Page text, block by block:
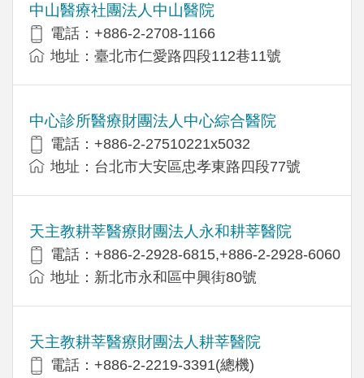
中山醫療社團法人中山醫院
電話：+886-2-2708-1166
地址：臺北市仁愛路四段112巷11號
中心診所醫療財團法人中心綜合醫院
電話：+886-2-27510221x5032
地址：台北市大安區忠孝東路四段77號
天主教耕莘醫療財團法人永和耕莘醫院
電話：+886-2-2928-6815,+886-2-2928-6060
地址：新北市永和區中興街80號
天主教耕莘醫療財團法人耕莘醫院
電話：+886-2-2219-3391(總機)